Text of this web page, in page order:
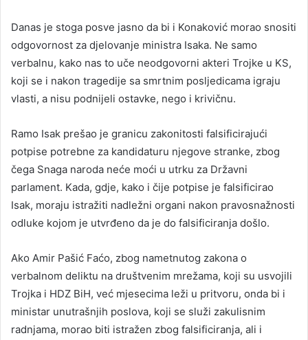
Danas je stoga posve jasno da bi i Konaković morao snositi
odgovornost za djelovanje ministra Isaka. Ne samo
verbalnu, kako nas to uče neodgovorni akteri Trojke u KS,
koji se i nakon tragedije sa smrtnim posljedicama igraju
vlasti, a nisu podnijeli ostavke, nego i krivičnu.
Ramo Isak prešao je granicu zakonitosti falsificirajući
potpise potrebne za kandidaturu njegove stranke, zbog
čega Snaga naroda neće moći u utrku za Državni
parlament. Kada, gdje, kako i čije potpise je falsificirao
Isak, moraju istražiti nadležni organi nakon pravosnažnosti
odluke kojom je utvrđeno da je do falsificiranja došlo.
Ako Amir Pašić Faćo, zbog nametnutog zakona o
verbalnom deliktu na društvenim mrežama, koji su usvojili
Trojka i HDZ BiH, već mjesecima leži u pritvoru, onda bi i
ministar unutrašnjih poslova, koji se služi zakulisnim
radnjama, morao biti istražen zbog falsificiranja, ali i